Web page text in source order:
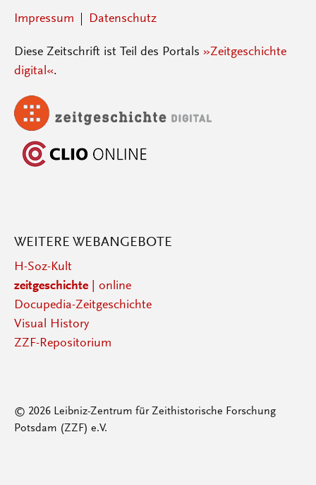
Impressum Datenschutz
Diese Zeitschrift ist Teil des Portals »Zeitgeschichte
digital«.
WEITERE WEBANGEBOTE
H-Soz-Kult
zeitgeschichte| online
Docupedia-Zeitgeschichte
Visual History
ZZF-Repositorium
© 2026 Leibniz-Zentrum für Zeithistorische Forschung
Potsdam (ZZF) e.V.